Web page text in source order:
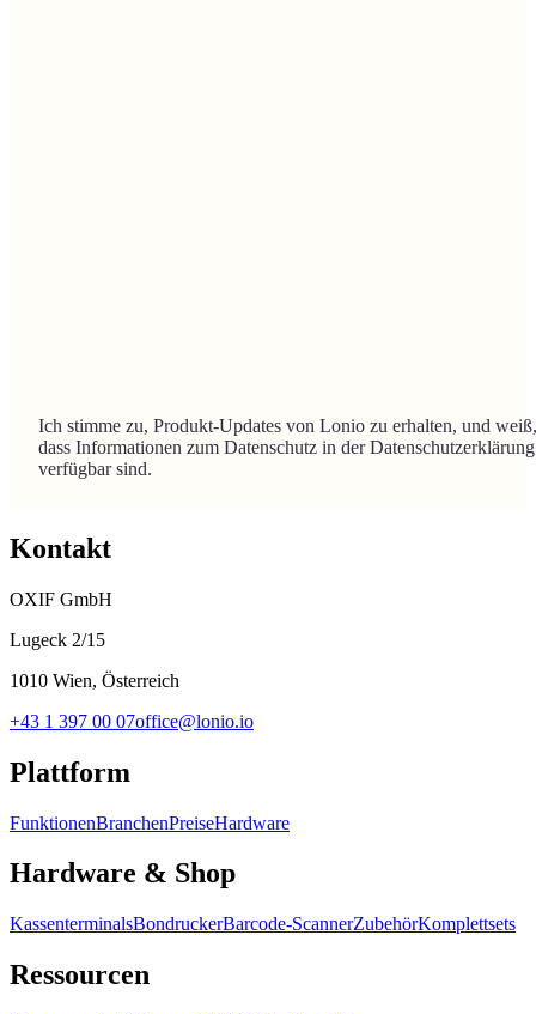
Ich stimme zu, Produkt-Updates von Lonio zu erhalten, und weiß,
dass Informationen zum Datenschutz in der Datenschutzerklärung
verfügbar sind.
Kontakt
OXIF GmbH
Lugeck 2/15
1010 Wien, Österreich
+43 1 397 00 07office@lonio.io
Plattform
FunktionenBranchenPreiseHardware
Hardware & Shop
KassenterminalsBondruckerBarcode-ScannerZubehörKomplettsets
Ressourcen